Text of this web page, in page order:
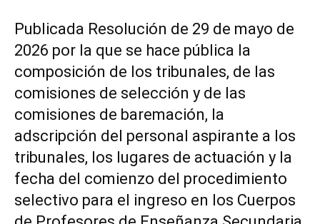
Publicada Resolución de 29 de mayo de
2026 por la que se hace pública la
composición de los tribunales, de las
comisiones de selección y de las
comisiones de baremación, la
adscripción del personal aspirante a los
tribunales, los lugares de actuación y la
fecha del comienzo del procedimiento
selectivo para el ingreso en los Cuerpos